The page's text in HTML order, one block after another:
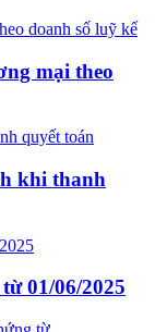
mại theo
khi thanh
01/06/2025